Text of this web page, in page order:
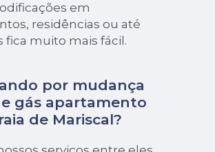
em
residências ou até
fica muito mais fácil.
por mudança
gás apartamento
de Mariscal?